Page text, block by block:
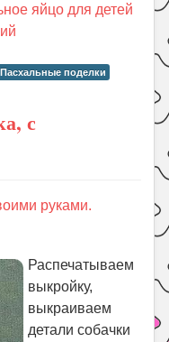
яйцо для детей
Пасхальные поделки
с
руками.
Распечатываем
выкройку,
выкраиваем
детали собачки